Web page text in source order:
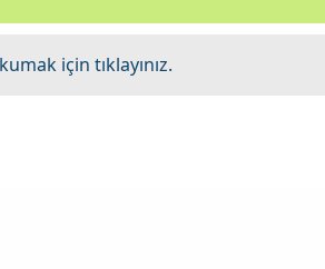
için tıklayınız.